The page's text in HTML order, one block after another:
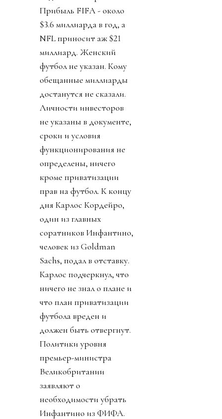
Прибыль FIFA - около
$3.6 миллиарда в год, а
NFL приносит аж $21
миллиард. Женский
футбол не указан. Кому
обещанные миллиарды
достанутся не сказали.
Личности инвесторов
не указаны в документе,
сроки и условия
функционирования не
определены, ничего
кроме приватизации
прав на футбол. К концу
дня Карлос Кордейро,
один из главных
соратников Инфантино,
человек из Goldman
Sachs, подал в отставку.
Карлос подчеркнул, что
ничего не знал о плане и
что план приватизации
футбола вреден и
должен быть отвергнут.
Политики уровня
премьер-министра
Великобритании
заявляют о
необходимости убрать
Инфантино из ФИФА.